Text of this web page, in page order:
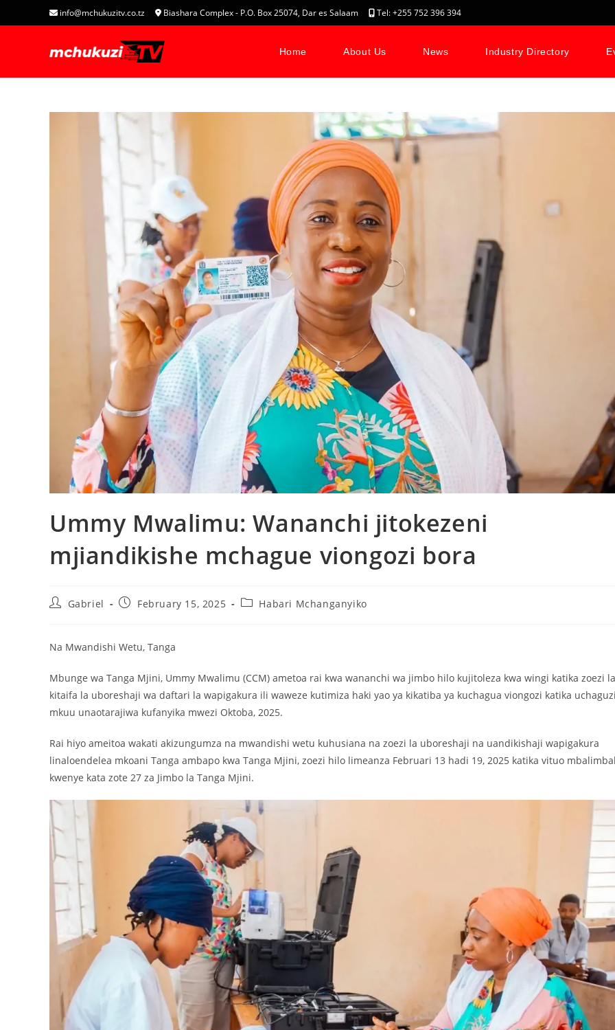
info@mchukuzitv.co.tz Biashara Complex - P.O. Box 25074, Dar es Salaam Tel: +255 752 396 394
Home About Us News Industry Directory
Ummy Mwalimu: Wananchi jitokezeni
mjiandikishe mchague viongozi bora
Gabriel February 15, 2025 Habari Mchanganyiko
Na Mwandishi Wetu, Tanga
Mbunge wa Tanga Mjini, Ummy Mwalimu (CCM) ametoa rai kwa wananchi wa jimbo hilo kujitoleza kwa wingi katika zoezi la
kitaifa la uboreshaji wa daftari la wapigakura ili waweze kutimiza haki yao ya kikatiba ya kuchagua viongozi katika uchaguzi
mkuu unaotarajiwa kufanyika mwezi Oktoba, 2025.
Rai hiyo ameitoa wakati akizungumza na mwandishi wetu kuhusiana na zoezi la uboreshaji na uandikishaji wapigakura
linaloendelea mkoani Tanga ambapo kwa Tanga Mjini, zoezi hilo limeanza Februari 13 hadi 19, 2025 katika vituo
kwenye kata zote 27 za Jimbo la Tanga Mjini.